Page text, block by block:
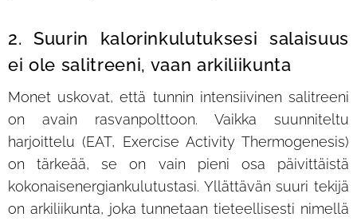
2. Suurin kalorinkulutuksesi salaisuus
ei ole salitreeni, vaan arkiliikunta
Monet uskovat, että tunnin intensiivinen salitreeni
on avain rasvanpolttoon. Vaikka suunniteltu
harjoittelu (EAT, Exercise Activity Thermogenesis)
on tärkeää, se on vain pieni osa päivittäistä
kokonaisenergiankulutustasi. Yllättävän suuri tekijä
on arkiliikunta, joka tunnetaan tieteellisesti nimellä